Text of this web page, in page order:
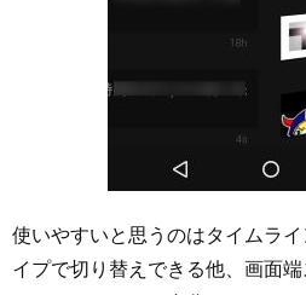
使いやすいと思うのはタイムラ
イプで切り替えできる他、画面